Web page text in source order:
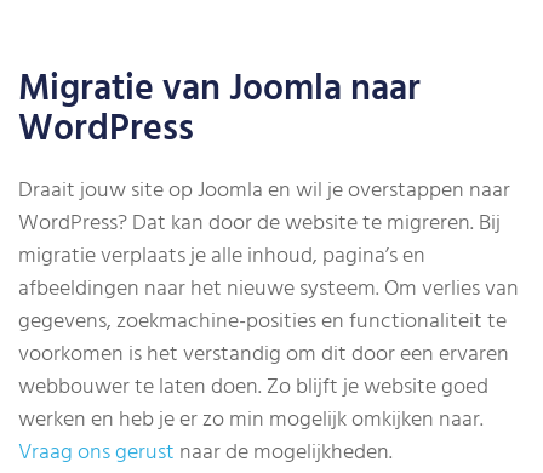
Migratie van Joomla naar
WordPress
Draait jouw site op Joomla en wil je overstappen naar
WordPress? Dat kan door de website te migreren. Bij
migratie verplaats je alle inhoud, pagina’s en
afbeeldingen naar het nieuwe systeem. Om verlies van
gegevens, zoekmachine-posities en functionaliteit te
voorkomen is het verstandig om dit door een ervaren
webbouwer te laten doen. Zo blijft je website goed
werken en heb je er zo min mogelijk omkijken naar.
Vraag ons gerust naar de mogelijkheden.